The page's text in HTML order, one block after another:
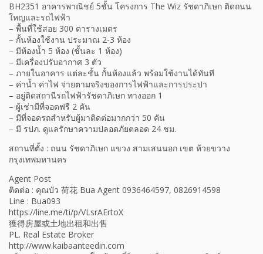
BH2351 อาคารพาณิชย์ 5ชั้น โครงการ The Wiz รัชดาภิเษก ติดถนน
ใหญและรถไฟฟ้า
– พื้นที่ใช้สอย 300 ตารางเมตร
– กั้นห้องใช้งาน ประมาณ 2-3 ห้อง
– มีห้องน้ำ 5 ห้อง (ชั้นละ 1 ห้อง)
– มีเครื่องปรับอากาศ 3 ตัว
– ภายในอาคาร แต่ละชั้น กั้นห้องแล้ว พร้อมใช้งานได้ทันที
– ค่าน้ำ ค่าไฟ จ่ายตามจริงของการไฟฟ้าและการประปา
– อยู่ติดสถานีรถไฟฟ้ารัชดาภิเษก ทางออก 1
– ผู้เช่ามีที่จอดฟรี 2 คัน
– มีที่จอดรถสำหรับผู้มาติดต่อมากกว่า 50 คัน
– มี รปภ. ดูแลรักษาความปลอดภัยตลอด 24 ชม.
สถานที่ตั้ง : ถนน รัชดาภิเษก แขวง สามเสนนอก เขต ห้วยขวาง
กรุงเทพมหานคร
Agent Post
ติดต่อ : คุณบัว 荷花 Bua Agent 0936464597, 0826914598
Line : Bua093
https://line.me/ti/p/VLsrAErtoX
獲得房屋或土地出租和出售
PL. Real Estate Broker
http://www.kaibaanteedin.com